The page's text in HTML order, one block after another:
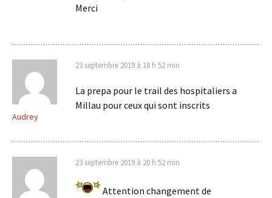
Merci
Audrey
23 septembre 2019 à 18 h 52 min
La prepa pour le trail des hospitaliers a
Millau pour ceux qui sont inscrits
23 septembre 2019 à 20 h 52 min
Attention changement de